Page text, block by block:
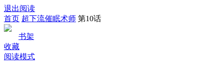
退出阅读
首页 超下流催眠术师 第10话
书架
收藏
阅读模式